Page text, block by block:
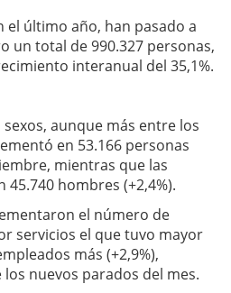
el último año, han pasado a
un total de 990.327 personas,
interanual del 35,1%.
aunque más entre los
en 53.166 personas
mientras que las
hombres (+2,4%).
el número de
servicios el que tuvo mayor
más (+2,9%),
nuevos parados del mes.